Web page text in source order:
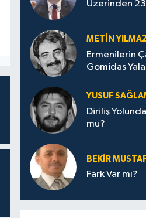
Üzerinden 23
METIN
Ermenilerin
Gomidas
YUSUF
Diriliş
mu?
BEKIR
Fark Var mı?